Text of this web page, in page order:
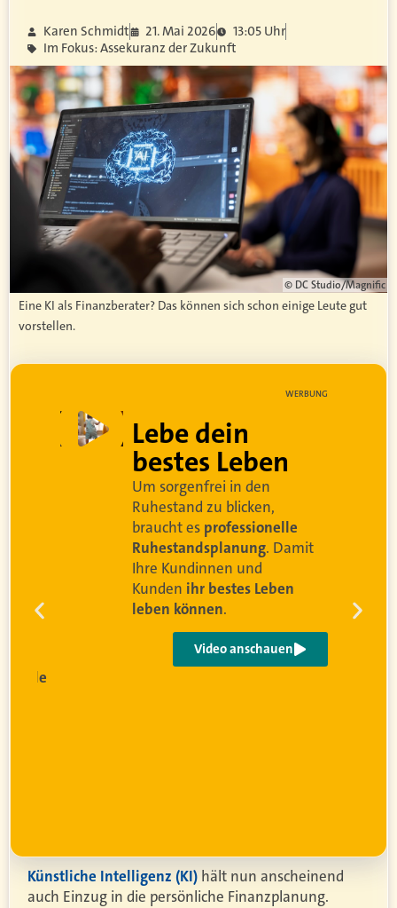
Karen Schmidt 21. Mai 2026
13:05 Uhr
Im Fokus: Assekuranz der Zukunft
© DC Studio/Magnific
Eine KI als Finanzberater? Das können sich schon einige Leute gut
vorstellen.
WERBUNG
Lebe dein
bestes Leben
Um sorgenfrei in den
Ruhestand zu blicken,
braucht es professionelle
Ruhestandsplanung. Damit
Ihre Kundinnen und
Kunden ihr bestes Leben
leben können.
Video anschauen
Künstliche Intelligenz (KI) hält nun anscheinend
auch Einzug in die persönliche Finanzplanung.